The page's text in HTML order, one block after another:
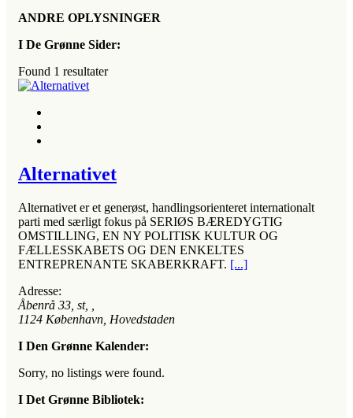
ANDRE OPLYSNINGER
I De Grønne Sider:
Found 1 resultater
Alternativet
Alternativet er et generøst, handlingsorienteret internationalt
parti med særligt fokus på SERIØS BÆREDYGTIG
OMSTILLING, EN NY POLITISK KULTUR OG
FÆLLESSKABETS OG DEN ENKELTES
ENTREPRENANTE SKABERKRAFT. [...]
Adresse:
Åbenrå 33, st, ,
1124 København, Hovedstaden
I Den Grønne Kalender:
Sorry, no listings were found.
I Det Grønne Bibliotek: